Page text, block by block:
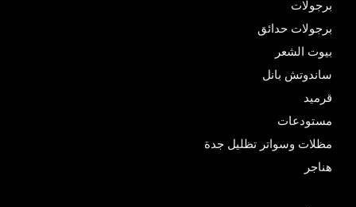
برجولات
برجولات حدائق
بيوت الشعر
ساندوتش بانل
قرميد
مستودعات
مظلات وسواتر تظليل جدة
هناجر